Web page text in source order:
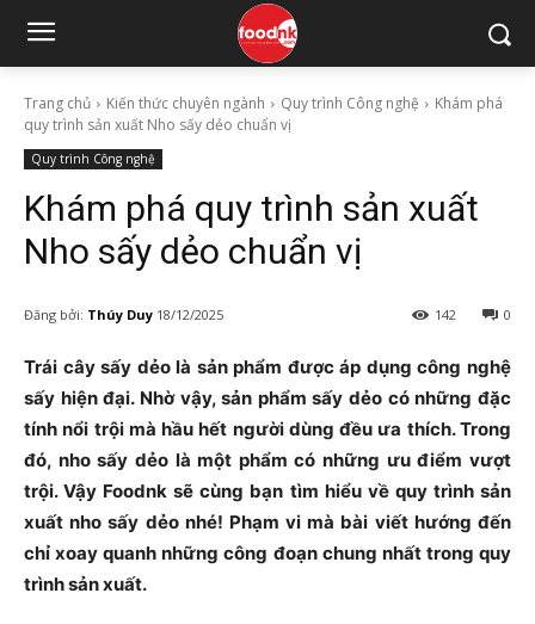
Trang chủ Kiến thức chuyên ngành Quy trình Công nghệ
Khám phá
quy trình sản xuất Nho sấy dẻo chuẩn vị
Quy trình Công nghệ
Khám phá quy trình sản xuất
Nho sấy dẻo chuẩn vị
Đăng bởi: Thúy Duy 18/12/2025 0
142
Trái cây sấy dẻo là sản phẩm được áp dụng công nghệ
sấy hiện đại. Nhờ vậy, sản phẩm sấy dẻo có những đặc
tính nổi trội mà hầu hết người dùng đều ưa thích. Trong
đó, nho sấy dẻo là một phẩm có những ưu điểm vượt
trội. Vậy Foodnk sẽ cùng bạn tìm hiểu về quy trình sản
xuất nho sấy dẻo nhé! Phạm vi mà bài viết hướng đến
chỉ xoay quanh những công đoạn chung nhất trong quy
trình sản xuất.